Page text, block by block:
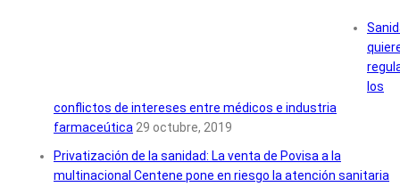
los
conflictos de intereses entre médicos e industria
farmaceútica29 octubre, 2019
Privatización de la sanidad: La venta de Povisa a la
multinacional Centene pone en riesgo la atención sanitaria